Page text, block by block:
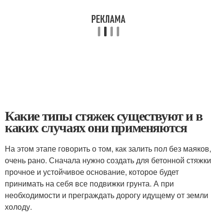
Какие типы стяжек существуют и в
каких случаях они применяются
На этом этапе говорить о том, как залить пол без маяков,
очень рано. Сначала нужно создать для бетонной стяжки
прочное и устойчивое основание, которое будет
принимать на себя все подвижки грунта. А при
необходимости и преграждать дорогу идущему от земли
холоду.